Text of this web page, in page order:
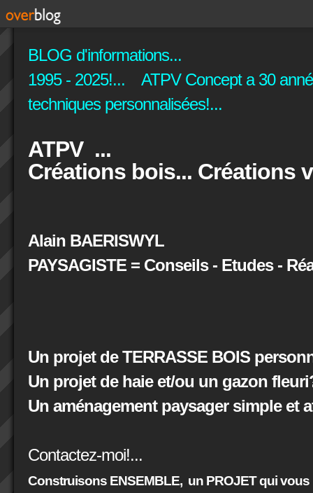
BLOG d'informations...
1995 - 2025!... ATPV Concept a 30
techniques personnalisées!...
ATPV ...
Créations bois... Créations
Alain BAERISWYL
PAYSAGISTE = Conseils - Etudes -
Un projet de TERRASSE BOIS
Un projet de haie et/ou un gazon
Un aménagement paysager simple et
Contactez-moi!...
Construisons ENSEMBLE, un PROJET qui vous